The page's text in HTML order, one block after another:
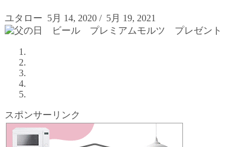
ユタロー 5月 14, 2020 / 5月 19, 2021
スポンサーリンク